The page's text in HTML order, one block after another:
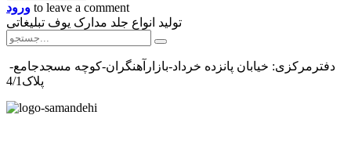
ورود to leave a comment
تولید انواع جلد مدارک یوف تبلیغاتی
پلاک4/1